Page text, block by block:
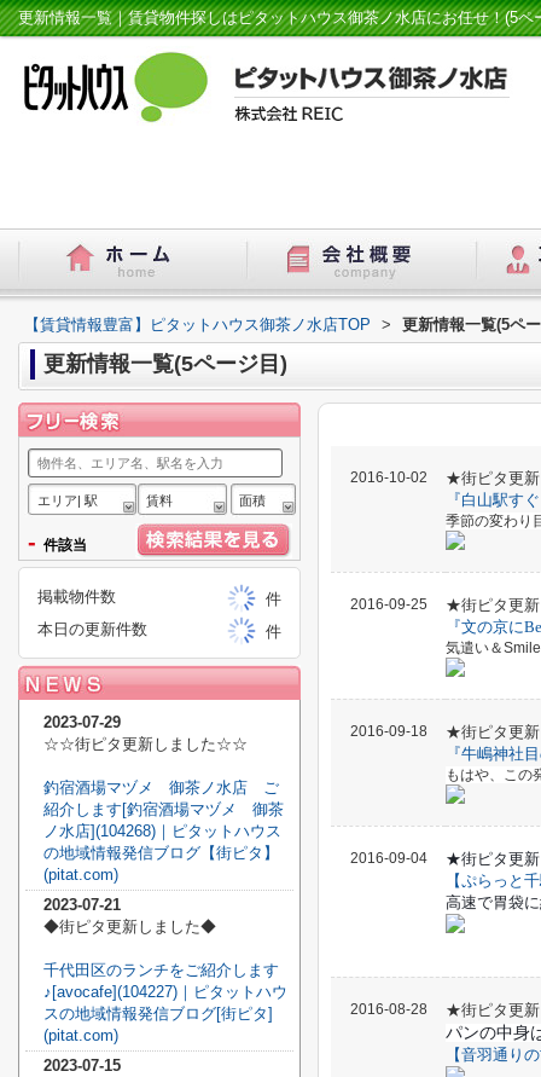
更新情報一覧｜賃貸物件探しはピタットハウス御茶ノ水店にお任せ！(5ペ
【賃貸情報豊富】ピタットハウス御茶ノ水店TOP > 更新情報一覧(5ペ
更新情報一覧(5ページ目)
2016-10-02
★街ピタ更
『白山駅す
季節の変わり
2016-09-25
★街ピタ更
『文の京に
気遣い＆
2016-09-18
★街ピタ更
『牛嶋神社
もはや、この
2016-09-04
★街ピタ更
【ぷらっと
高速で胃袋
2016-08-28
★街ピタ更
パンの中身
【音羽通り
エリア| 駅 賃料 面積
- 件該当
掲載物件数
件
本日の更新件数
件
2023-07-29
☆☆街ピタ更新しました☆☆
釣宿酒場マヅメ 御茶ノ水店 ご
紹介します[釣宿酒場マヅメ 御茶
ノ水店](104268)｜ピタットハウス
の地域情報発信ブログ【街ピタ】
(pitat.com)
2023-07-21
◆街ピタ更新しました◆
千代田区のランチをご紹介します
♪[avocafe](104227)｜ピタットハウ
スの地域情報発信ブログ[街ピタ]
(pitat.com)
2023-07-15